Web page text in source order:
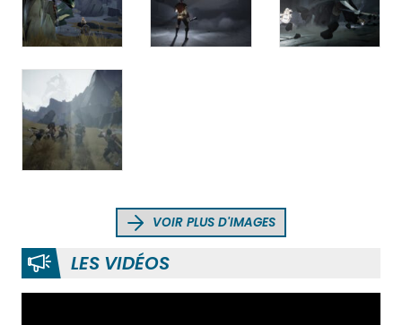
VOIR PLUS D'IMAGES
LES VIDÉOS